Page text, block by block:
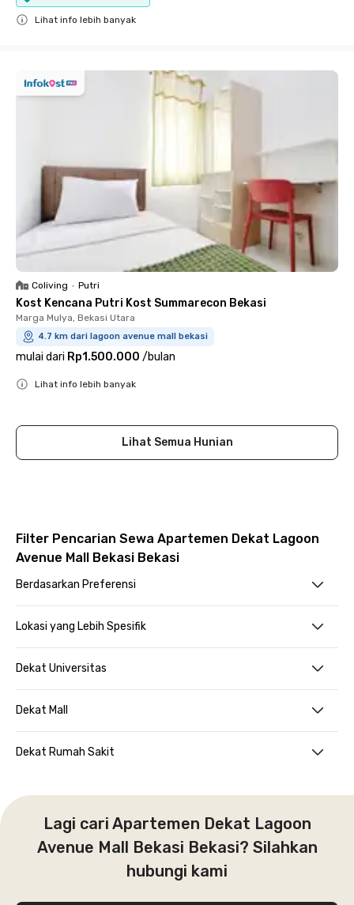
Lihat info lebih banyak
Coliving • Putri
Kost Kencana Putri Kost Summarecon Bekasi
Marga Mulya, Bekasi Utara
4.7 km dari lagoon avenue mall bekasi
mulai dari Rp1.500.000 /bulan
Lihat info lebih banyak
Lihat Semua Hunian
Filter Pencarian Sewa Apartemen Dekat Lagoon
Avenue Mall Bekasi Bekasi
Berdasarkan Preferensi
Lokasi yang Lebih Spesifik
Dekat Universitas
Dekat Mall
Dekat Rumah Sakit
Lagi cari Apartemen Dekat Lagoon
Avenue Mall Bekasi Bekasi? Silahkan
hubungi kami